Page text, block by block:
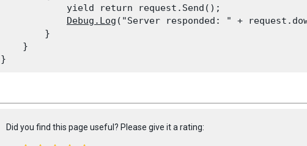
            yield return request.Send();
Debug.Log ("Server responded: " +
        }
    }
Did you find this page useful? Please give it a rating: